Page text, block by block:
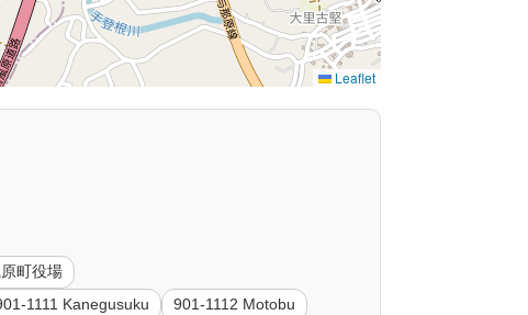
Leaflet
町役場
1111 Kanegusuku
901-1112 Motobu